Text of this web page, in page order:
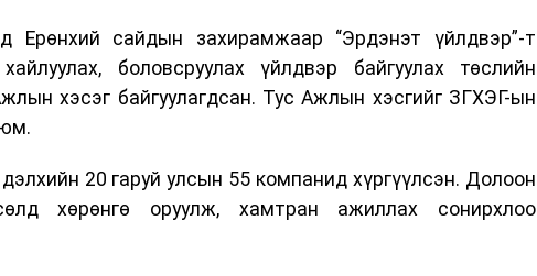
Ерөнхий сайдын захирамжаар “Эрдэнэт үйлдвэр”-т
боловсруулах үйлдвэр байгуулах төслийн
хэсэг байгуулагдсан. Тус Ажлын хэсгийг ЗГХЭГ-ын
20 гаруй улсын 55 компанид хүргүүлсэн. Долоон
хөрөнгө оруулж, хамтран ажиллах сонирхлоо